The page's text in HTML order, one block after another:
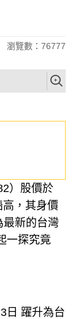
瀏覽數：76777
）股價於
，其身價
新的台灣
一探究竟
日 躍升為台